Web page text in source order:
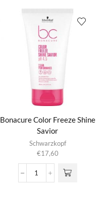
Drops
aantal
Bonacure Color Freeze Shine
Savior
Schwarzkopf
€17,60
Bonacure